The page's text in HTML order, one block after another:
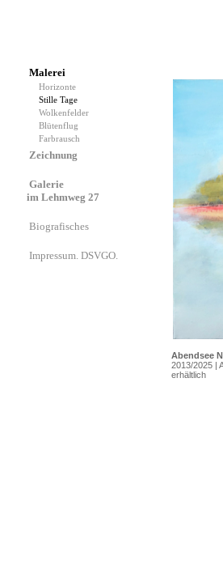
Malerei
Horizonte
Stille Tage
Wolkenfelder
Blütenflug
Farbrausch
Zeichnung
Galerie
im Lehmweg 27
Biografisches
Impressum. DSVGO.
Abendsee
2013/2025 |
erhältlich